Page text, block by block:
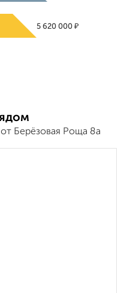
5 620 000₽
Берёзовая Роща 8а